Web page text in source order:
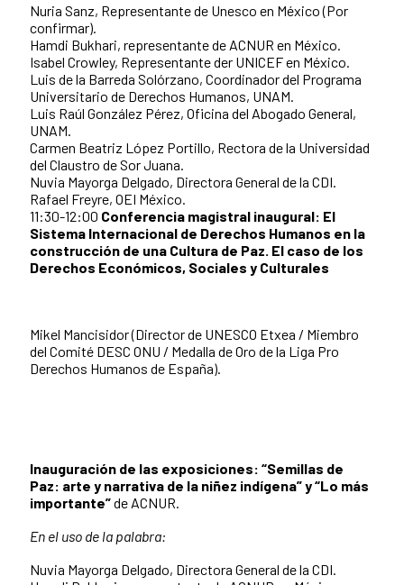
Nuria Sanz, Representante de Unesco en México (Por
confirmar).
Hamdi Bukhari, representante de ACNUR en México.
Isabel Crowley, Representante der UNICEF en México.
Luis de la Barreda Solórzano, Coordinador del Programa
Universitario de Derechos Humanos, UNAM.
Luis Raúl González Pérez, Oficina del Abogado General,
UNAM.
Carmen Beatriz López Portillo, Rectora de la Universidad
del Claustro de Sor Juana.
Nuvia Mayorga Delgado, Directora General de la CDI.
Rafael Freyre, OEI México.
11:30-12:00 Conferencia magistral inaugural: El
Sistema Internacional de Derechos Humanos en la
construcción de una Cultura de Paz. El caso de los
Derechos Económicos, Sociales y Culturales
Mikel Mancisidor (Director de UNESCO Etxea / Miembro
del Comité DESC ONU / Medalla de Oro de la Liga Pro
Derechos Humanos de España).
Inauguración de las exposiciones: “Semillas de
Paz: arte y narrativa de la niñez indígena” y “Lo más
importante”de ACNUR.
En el uso de la palabra:
Nuvia Mayorga Delgado, Directora General de la CDI.